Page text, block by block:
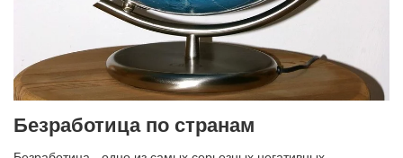
Безработица по странам